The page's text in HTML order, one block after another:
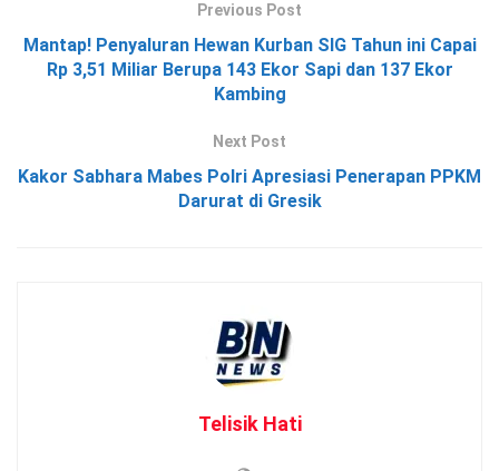
Previous Post
Mantap! Penyaluran Hewan Kurban SIG Tahun ini Capai
Rp 3,51 Miliar Berupa 143 Ekor Sapi dan 137 Ekor
Kambing
Next Post
Kakor Sabhara Mabes Polri Apresiasi Penerapan PPKM
Darurat di Gresik
Telisik Hati